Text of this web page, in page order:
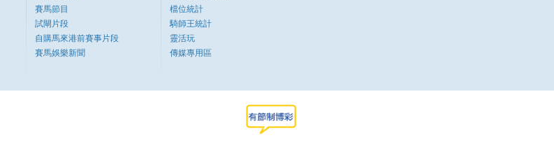
賽馬節目
試閘片段
自購馬來港前賽事片段
賽馬娛樂新聞
檔位統計
騎師王統計
靈活玩
傳媒專用區